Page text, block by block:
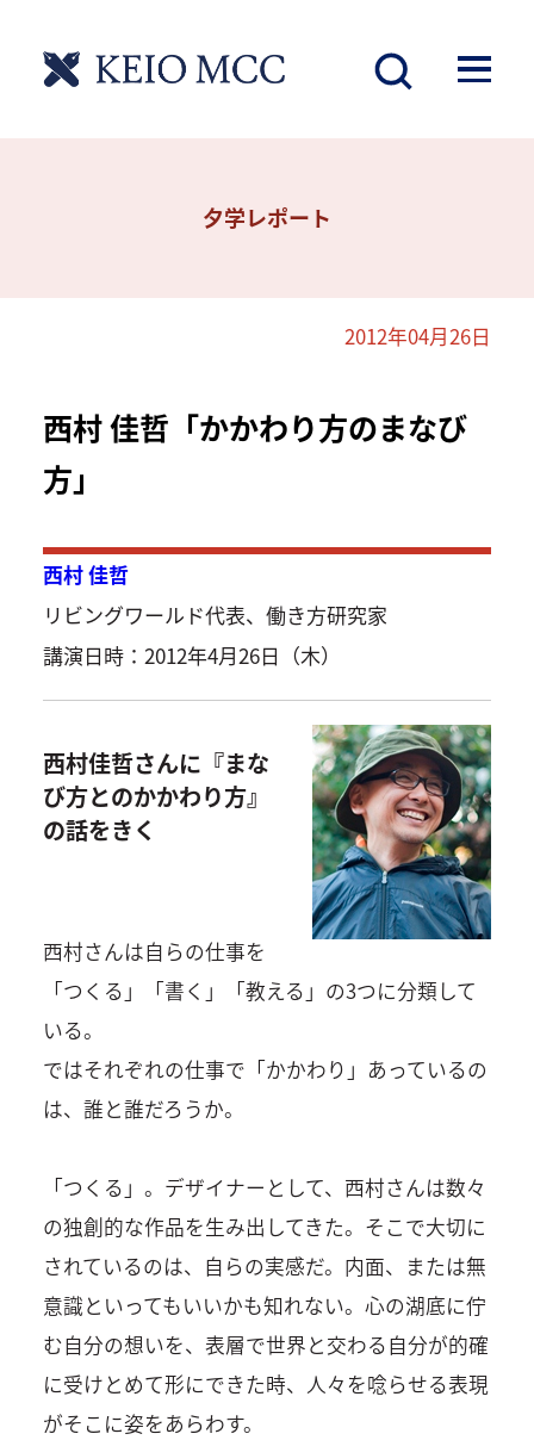
夕学レポート
2012年04月26日
西村 佳哲「かかわり方のまなび
方」
西村 佳哲
リビングワールド代表、働き方研究家
講演日時：2012年4月26日（木）
西村佳哲さんに『まな
び方とのかかわり方』
の話をきく
西村さんは自らの仕事を
「つくる」「書く」「教える」の3つに分類して
いる。
ではそれぞれの仕事で「かかわり」あっているの
は、誰と誰だろうか。
「つくる」。デザイナーとして、西村さんは数々
の独創的な作品を生み出してきた。そこで大切に
されているのは、自らの実感だ。内面、または無
意識といってもいいかも知れない。心の湖底に佇
む自分の想いを、表層で世界と交わる自分が的確
に受けとめて形にできた時、人々を唸らせる表現
がそこに姿をあらわす。